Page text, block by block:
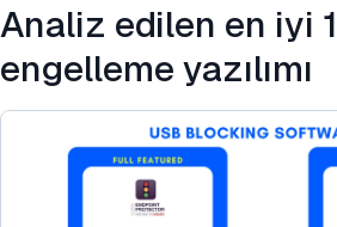
Analiz edilen en iyi
engelleme yazılımı